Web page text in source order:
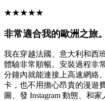
★★★★★
非常適合我的歐洲之旅。
我在穿越法國、意大利和西
體驗非常順暢。安裝過程
分鐘內就能連接上高速網絡
卡，也不用擔心昂貴的漫遊
圖、發 Instagram 動態、和